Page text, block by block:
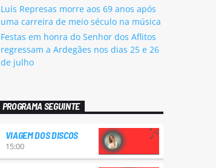
Luís Represas morre aos 69 anos após
uma carreira de meio século na música
Festas em honra do Senhor dos Aflitos
regressam a Ardegães nos dias 25 e 26
de julho
PROGRAMA SEGUINTE
VIAGEM DOS DISCOS
15:00